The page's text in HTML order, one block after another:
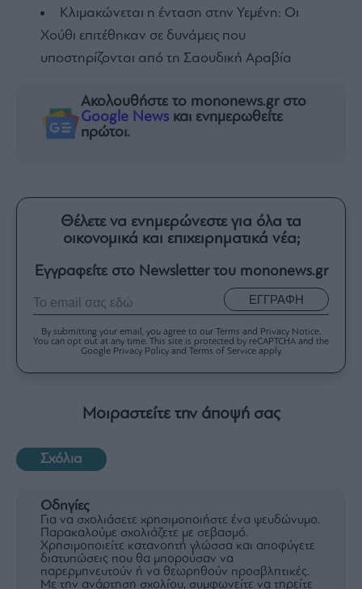
Κλιμακώνεται η ένταση στην Υεμένη: Οι
Χούθι επιτέθηκαν σε δυνάμεις που
υποστηρίζονται από τη Σαουδική Αραβία
Ακολουθήστε το mononews.gr στο
Google News και ενημερωθείτε
πρώτοι.
Θέλετε να ενημερώνεστε για όλα τα
οικονομικά και επιχειρηματικά νέα;
Εγγραφείτε στο Newsletter του mononews.gr
ΕΓΓΡΑΦΗ
By submitting your email, you agree to our Terms and Privacy Notice.
You can opt out at any time. This site is protected by reCAPTCHA and the
Google Privacy Policy and Terms of Service apply.
Μοιραστείτε την άποψή σας
Σχόλια
Οδηγίες
Για να σχολιάσετε χρησιμοποιήστε ένα ψευδώνυμο.
Παρακαλούμε σχολιάζετε με σεβασμό.
Χρησιμοποιείτε κατανοητή γλώσσα και αποφύγετε
διατυπώσεις που θα μπορούσαν να
παρερμηνευτούν ή να θεωρηθούν προσβλητικές.
Με την ανάρτηση σχολίου, συμφωνείτε να τηρείτε